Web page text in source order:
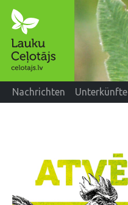
Nachrichten Unterkünfte